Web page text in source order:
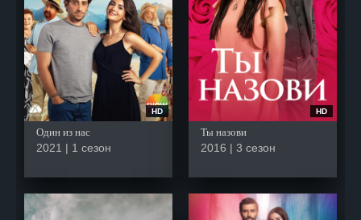
HD
Один из нас
2021 | 1 сезон
HD
Ты назови
2016 | 3 сезон